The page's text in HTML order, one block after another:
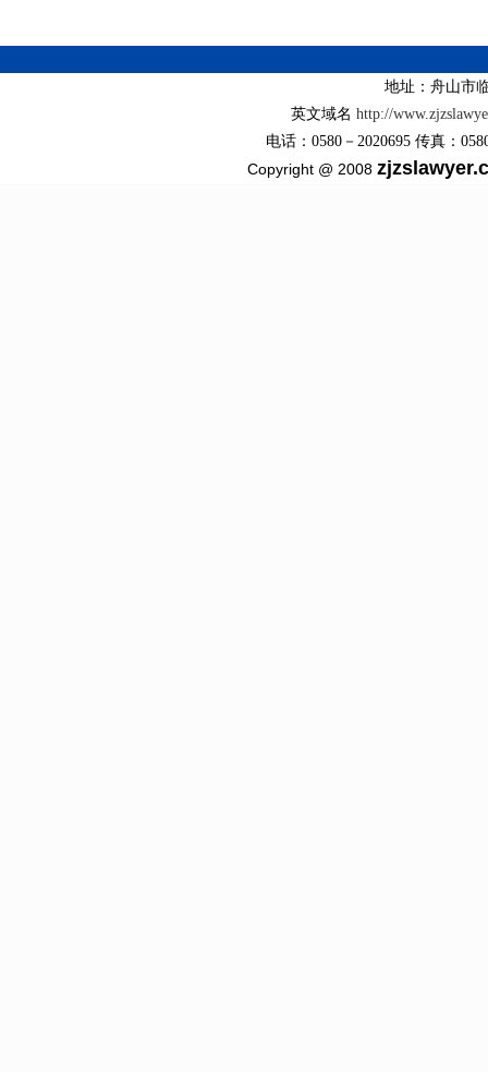
地址：舟山市
英文域名http://
电话：0580－2020695 传真：
Copyright @ 2008